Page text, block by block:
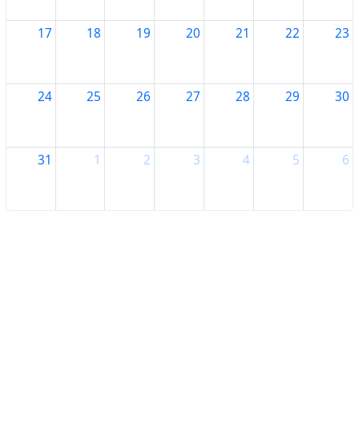
17 18 19 20 21 22 23
24 25 26 27 28 29 30
31 1 2 3 4 5 6